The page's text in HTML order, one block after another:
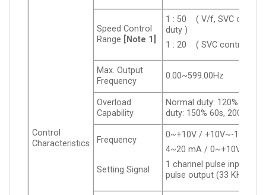
Control
Characteristics
Speed Control
Range
[Note 1]
1 : 50 ( V/f, SVC control
duty )
1 : 20 ( SVC control for
Max. Output
Frequency
0.00~599.00Hz
Overload
Capability
Normal duty: 120% 60s,
duty: 150% 60s, 200% 3s
Frequency
Setting Signal
0~+10V / +10V~-10V
4~20 mA / 0~+10V
1 channel pulse input
pulse output (33 KHz)